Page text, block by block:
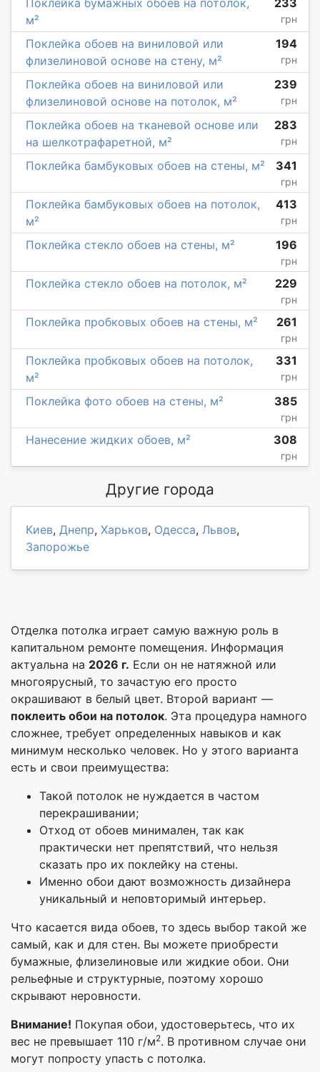
м²
грн
Поклейка обоев на виниловой или
флизелиновой основе на стену, м²
194
грн
Поклейка обоев на виниловой или
флизелиновой основе на потолок, м²
239
грн
Поклейка обоев на тканевой основе или
на шелкотрафаретной, м²
283
грн
Поклейка бамбуковых обоев на стены, м² 341
грн
Поклейка бамбуковых обоев на потолок,
м²
413
грн
Поклейка стекло обоев на стены, м² 196
грн
Поклейка стекло обоев на потолок, м² 229
грн
Поклейка пробковых обоев на стены, м² 261
грн
Поклейка пробковых обоев на потолок,
м²
331
грн
Поклейка фото обоев на стены, м² 385
грн
Нанесение жидких обоев, м² 308
грн
Другие города
Киев, Днепр, Харьков, Одесса, Львов,
Запорожье
Отделка потолка играет самую важную роль в
капитальном ремонте помещения. Информация
актуальна на 2026 г. Если он не натяжной или
многоярусный, то зачастую его просто
окрашивают в белый цвет. Второй вариант —
поклеить обои на потолок. Эта процедура намного
сложнее, требует определенных навыков и как
минимум несколько человек. Но у этого варианта
есть и свои преимущества:
Такой потолок не нуждается в частом
перекрашивании;
Отход от обоев минимален, так как
практически нет препятствий, что нельзя
сказать про их поклейку на стены.
Именно обои дают возможность дизайнера
уникальный и неповторимый интерьер.
Что касается вида обоев, то здесь выбор такой же
самый, как и для стен. Вы можете приобрести
бумажные, флизелиновые или жидкие обои. Они
рельефные и структурные, поэтому хорошо
скрывают неровности.
Внимание! Покупая обои, удостоверьтесь, что их
вес не превышает 110 г/м2. В противном случае они
могут попросту упасть с потолка.